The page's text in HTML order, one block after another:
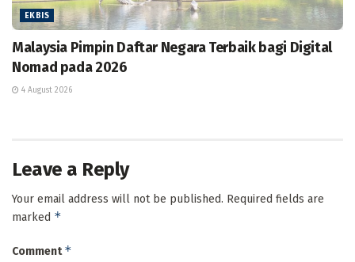
EKBIS
Malaysia Pimpin Daftar Negara Terbaik bagi Digital
Nomad pada 2026
4 August 2026
Leave a Reply
Your email address will not be published. Required fields are
marked *
Comment*